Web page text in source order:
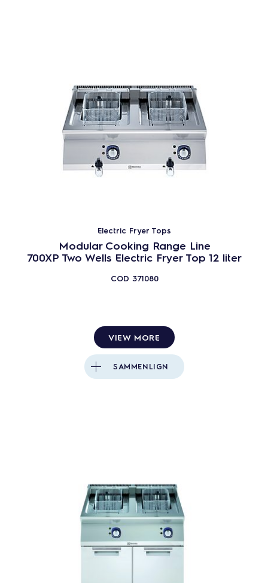
Electric Fryer Tops
Modular Cooking Range Line
700XP Two Wells Electric Fryer Top 12 liter
COD 371080
VIEW MORE
SAMMENLIGN